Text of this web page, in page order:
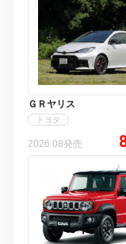
ＧＲヤリス
トヨタ
2026.08発売